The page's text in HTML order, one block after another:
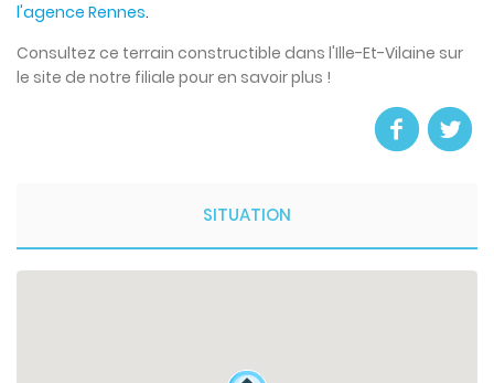
l'agence Rennes.
Consultez ce terrain constructible dans l'Ille-Et-Vilaine sur
le site de notre filiale pour en savoir plus !
SITUATION